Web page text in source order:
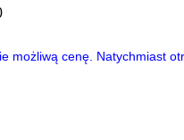
możliwą cenę. Natychmiast